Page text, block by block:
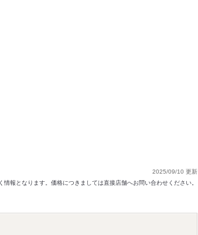
2025/09/10 更新
報となります。価格につきましては直接店舗へお問い合わせください。